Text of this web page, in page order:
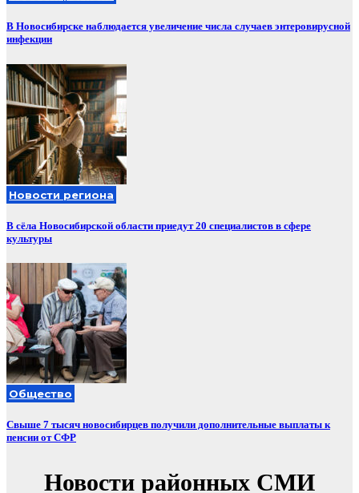
В Новосибирске наблюдается увеличение числа случаев энтеровирусной
инфекции
Новости региона
В сёла Новосибирской области приедут 20 специалистов в сфере
культуры
Общество
Свыше 7 тысяч новосибирцев получили дополнительные выплаты к
пенсии от СФР